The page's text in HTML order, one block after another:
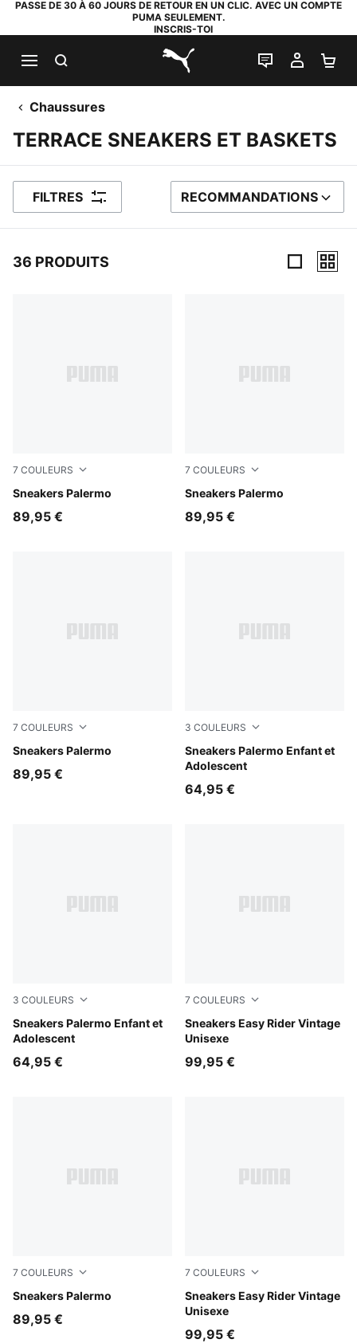
PASSE DE 30 À 60 JOURS DE RETOUR EN UN CLIC. AVEC UN COMPTE
PUMA SEULEMENT.
INSCRIS-TOI
PUMA.com
LIVE CHAT
MON
Chaussures
TERRACE SNEAKERS ET BASKETS
FILTRES TRIER PAR
RECOMMANDATIONS
36 PRODUITS
7 COULEURS
Sneakers Palermo
Sea Illusion-Buttercream
89,95 €
7 COULEURS
Sneakers Palermo
Light Lavender-Warm White
89,95 €
7 COULEURS
Sneakers Palermo
Earthy Green-Buttercream
89,95 €
3 COULEURS
Sneakers Palermo Enfant et
Adolescent
Light Lavender-PUMA White
64,95 €
3 COULEURS
Sneakers Palermo Enfant et
Adolescent
Slate Sky-Vapor Gray
64,95 €
7 COULEURS
Sneakers Easy Rider Vintage
Unisexe
Moody Gray-PUMA White
99,95 €
7 COULEURS
Sneakers Palermo
Matte Bronze-Silver Fog
89,95 €
7 COULEURS
Sneakers Easy Rider Vintage
Unisexe
Cashew Brown-PUMA White
99,95 €